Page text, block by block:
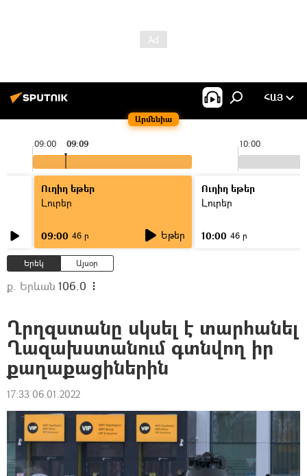
Արմենիա
ՀԱՅ
09:00 10:00
09:09
Ուղիղ եթեր
Լուրեր
09:00 46 ր Եթեր
Ուղիղ եթեր
Լուրեր
10:00 46 ր
Երեկ Այսօր
ք. Երևան 106.0
Ղրղզստանը սկսել է տարհանել
Ղազախստանում գտնվող իր
քաղաքացիներին
17:33 06.01.2022